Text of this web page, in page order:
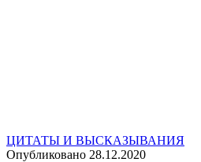
ЦИТАТЫ И ВЫСКАЗЫВАНИЯ
Опубликовано 28.12.2020